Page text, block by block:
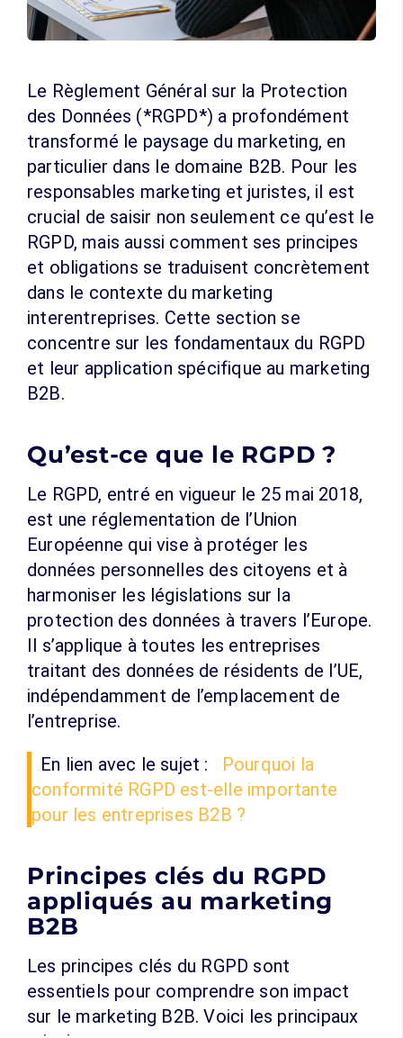
Le Règlement Général sur la Protection
des Données (*RGPD*) a profondément
transformé le paysage du marketing, en
particulier dans le domaine B2B. Pour les
responsables marketing et juristes, il est
crucial de saisir non seulement ce qu’est le
RGPD, mais aussi comment ses principes
et obligations se traduisent concrètement
dans le contexte du marketing
interentreprises. Cette section se
concentre sur les fondamentaux du RGPD
et leur application spécifique au marketing
B2B.
Qu’est-ce que le RGPD ?
Le RGPD, entré en vigueur le 25 mai 2018,
est une réglementation de l’Union
Européenne qui vise à protéger les
données personnelles des citoyens et à
harmoniser les législations sur la
protection des données à travers l’Europe.
Il s’applique à toutes les entreprises
traitant des données de résidents de l’UE,
indépendamment de l’emplacement de
l’entreprise.
En lien avec le sujet :
Pourquoi la
conformité RGPD est-elle importante
pour les entreprises B2B ?
Principes clés du RGPD
appliqués au marketing
B2B
Les principes clés du RGPD sont
essentiels pour comprendre son impact
sur le marketing B2B. Voici les principaux